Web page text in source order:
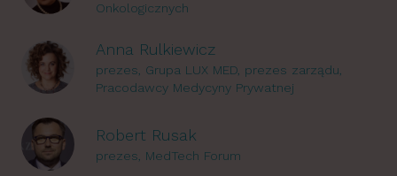
Onkologicznych
Anna Rulkiewicz
prezes, Grupa LUX MED, prezes zarządu,
Pracodawcy Medycyny Prywatnej
Robert Rusak
prezes, MedTech Forum